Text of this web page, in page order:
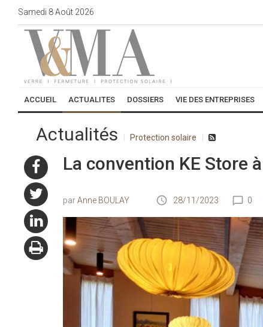
Samedi 8Août 2026
ACCUEIL ACTUALITES DOSSIERS VIE DES ENTREPRISES
Actualités Protection solaire
La convention KE Store
Anne BOULAY 28/11/2023 0